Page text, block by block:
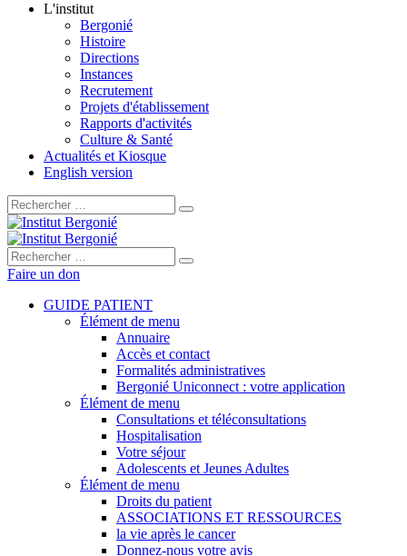
L'institut
Bergonié
Histoire
Directions
Instances
Recrutement
Projets d'établissement
Rapports d'activités
Culture & Santé
Actualités et Kiosque
English version
Rechercher :
Rechercher :
Faire un don
GUIDE PATIENT
Élément de menu
Annuaire
Accès et contact
Formalités administratives
Bergonié Uniconnect : votre application
Élément de menu
Consultations et téléconsultations
Hospitalisation
Votre séjour
Adolescents et Jeunes Adultes
Élément de menu
Droits du patient
ASSOCIATIONS ET RESSOURCES
la vie après le cancer
Donnez-nous votre avis